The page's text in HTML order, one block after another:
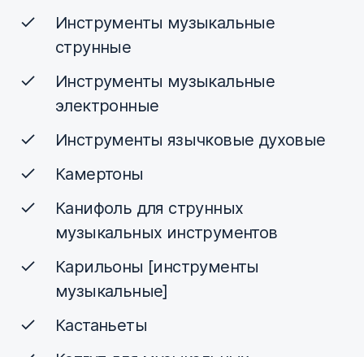
Инструменты музыкальные
струнные
Инструменты музыкальные
электронные
Инструменты язычковые духовые
Камертоны
Канифоль для струнных
музыкальных инструментов
Карильоны [инструменты
музыкальные]
Кастаньеты